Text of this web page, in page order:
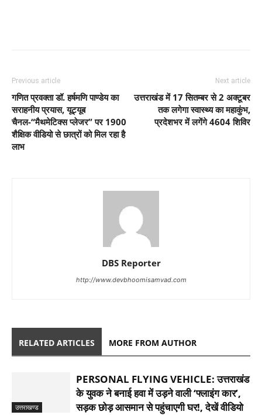
Previous article
गणित प्रवक्ता डॉ. हर्षमणि पाण्डेय का
सराहनीय प्रयास, यूट्यूब
चैनल-“मैथमेटिक्स प्लेजर” पर 1900
शैक्षिक वीडियो से छात्रों को मिल रहा है
लाभ
Next article
उत्तराखंड में 17 सितम्बर से 2 अक्टूबर
तक लगेगा स्वास्थ्य का महाकुंभ,
प्रदेशभर में लगेंगे 4604 शिविर
DBS Reporter
http://www.devbhoomisamvad.com
RELATED ARTICLES MORE FROM AUTHOR
उत्तराखण्ड
PERSONAL FLYING VEHICLE: उत्तराखंड
के युवक ने बनाई हवा में उड़ने वाली ‘फ्लाइंग कार’,
सड़क छोड़ आसमान से पहुंचाएगी घर!, देखें वीडियो